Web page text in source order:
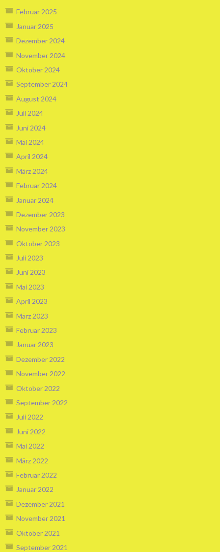
Februar 2025
Januar 2025
Dezember 2024
November 2024
Oktober 2024
September 2024
August 2024
Juli 2024
Juni 2024
Mai 2024
April 2024
März 2024
Februar 2024
Januar 2024
Dezember 2023
November 2023
Oktober 2023
Juli 2023
Juni 2023
Mai 2023
April 2023
März 2023
Februar 2023
Januar 2023
Dezember 2022
November 2022
Oktober 2022
September 2022
Juli 2022
Juni 2022
Mai 2022
März 2022
Februar 2022
Januar 2022
Dezember 2021
November 2021
Oktober 2021
September 2021